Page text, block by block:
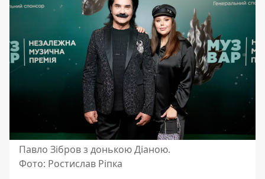
Павло Зібров з донькою Діаною.
Фото: Ростислав Ріпка